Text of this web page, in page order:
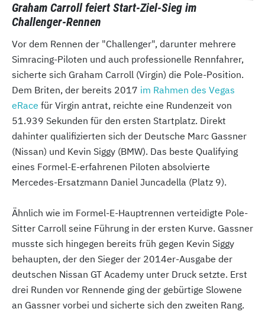
Graham Carroll feiert Start-Ziel-Sieg im
Challenger-Rennen
Vor dem Rennen der "Challenger", darunter mehrere
Simracing-Piloten und auch professionelle Rennfahrer,
sicherte sich Graham Carroll (Virgin) die Pole-Position.
Dem Briten, der bereits 2017 im Rahmen des Vegas
eRace für Virgin antrat, reichte eine Rundenzeit von
51.939 Sekunden für den ersten Startplatz. Direkt
dahinter qualifizierten sich der Deutsche Marc Gassner
(Nissan) und Kevin Siggy (BMW). Das beste Qualifying
eines Formel-E-erfahrenen Piloten absolvierte
Mercedes-Ersatzmann Daniel Juncadella (Platz 9).
Ähnlich wie im Formel-E-Hauptrennen verteidigte Pole-
Sitter Carroll seine Führung in der ersten Kurve. Gassner
musste sich hingegen bereits früh gegen Kevin Siggy
behaupten, der den Sieger der 2014er-Ausgabe der
deutschen Nissan GT Academy unter Druck setzte. Erst
drei Runden vor Rennende ging der gebürtige Slowene
an Gassner vorbei und sicherte sich den zweiten Rang.